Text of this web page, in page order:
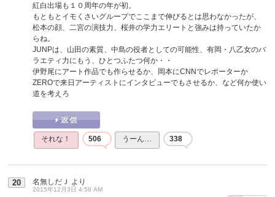
紅白出場も１０周年の年が初。
もともとイモくさいグループでここまで伸びるとは思わなかったが、
松本の顔、二宮の演技力、桜井の学力エリートと強みは持っていたか
らね。
JUNPは、山田の素質、中島の役者としての可能性、有岡・八乙女のバ
ラエティ力にもう、ひとつふたつ何か・・
伊野尾にアート作品でも作らせるか、岡本にCNNでレポーターか
ZEROで来日アーティストにインタビューでもさせるか、など何か使い
道を考えろ
それな！ 506 うーん… 338
20 名無しだＪ より
2015年12月3日 4:58 AM